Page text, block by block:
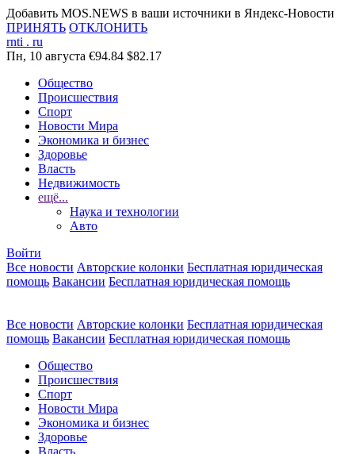
Добавить MOS.NEWS в ваши источники в Яндекс-Новости
ПРИНЯТЬ ОТКЛОНИТЬ
rnti . ru
Пн, 10 августа €94.84 $82.17
Общество
Происшествия
Спорт
Новости Мира
Экономика и бизнес
Здоровье
Власть
Недвижимость
ещё...
Наука и технологии
Авто
Войти
Все новости Авторские колонки Бесплатная юридическая
помощь Вакансии Бесплатная юридическая помощь
Все новости Авторские колонки Бесплатная юридическая
помощь Вакансии Бесплатная юридическая помощь
Общество
Происшествия
Спорт
Новости Мира
Экономика и бизнес
Здоровье
Власть